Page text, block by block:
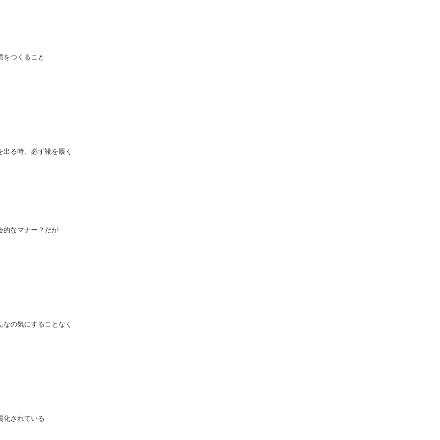
をつくること
出る時、必ず靴を履く
的なマナー？だが
なの気にすることなく
化されている